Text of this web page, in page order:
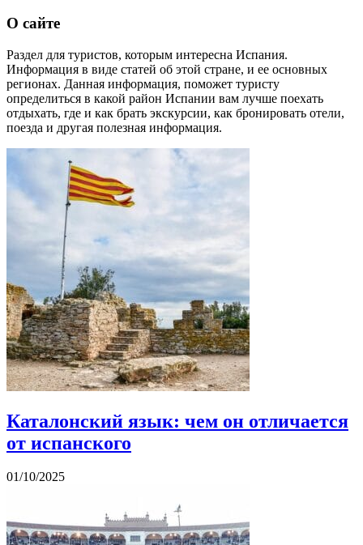
О сайте
Раздел для туристов, которым интересна Испания.
Информация в виде статей об этой стране, и ее основных
регионах. Данная информация, поможет туристу
определиться в какой район Испании вам лучше поехать
отдыхать, где и как брать экскурсии, как бронировать отели,
поезда и другая полезная информация.
Каталонский язык: чем он отличается
от испанского
01/10/2025